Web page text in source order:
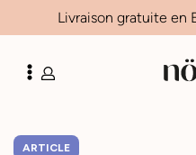
Livraison gratuite en
ARTICLE